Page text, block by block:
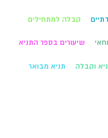
קבלה למתחילים
שיעורים בספר התניא
וקבלה תניא מבואר